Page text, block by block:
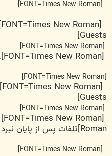
Guests]
Guests]
Roman]تلفات پس از پايان نبرد